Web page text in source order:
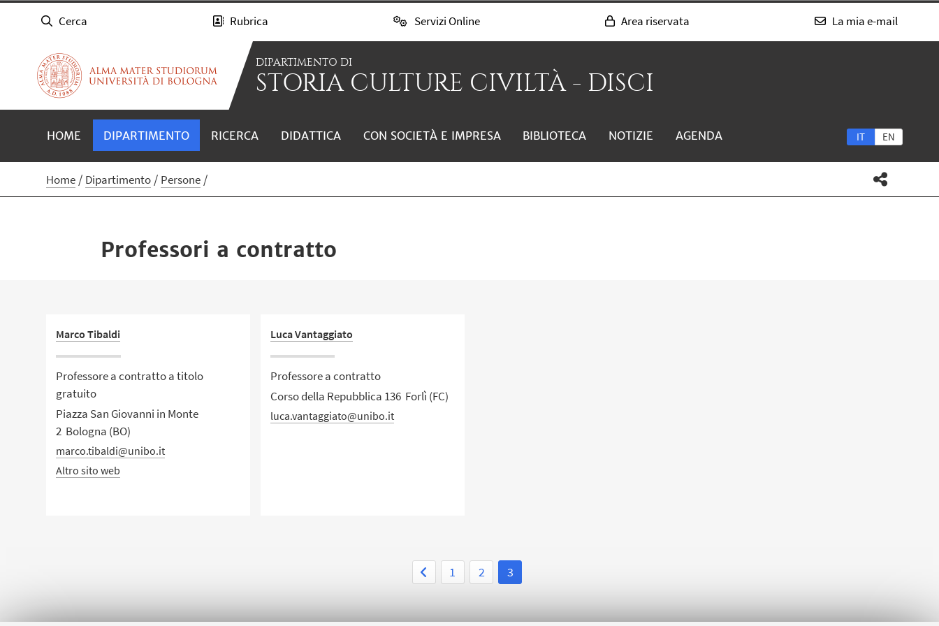
Cerca Rubrica Servizi Online Area riservata La mia e-mail
DIPARTIMENTO DI
STORIA CULTURE CIVILTÀ - DISCI
IT EN
HOME DIPARTIMENTO RICERCA DIDATTICA CON SOCIETÀ E IMPRESA BIBLIOTECA NOTIZIE AGENDA
Home Dipartimento Persone
Professori a contratto
Marco Tibaldi
Professore a contratto a titolo
gratuito
Piazza San Giovanni in Monte
2 Bologna (BO)
marco.tibaldi@unibo.it
Altro sito web
Luca Vantaggiato
Professore a contratto
Corso della Repubblica 136 Forlì (FC)
luca.vantaggiato@unibo.it
1 2 3